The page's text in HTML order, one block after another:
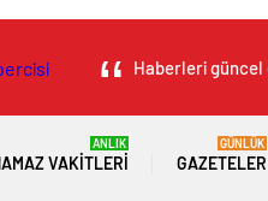
Haberleri güncel
VAKITLERI
ANLIK
GAZETELER
GÜNLÜK